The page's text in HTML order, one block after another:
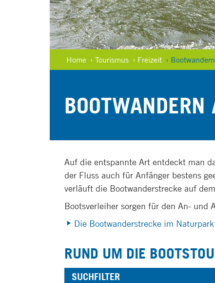
Home › Tourismus › Freizeit › Bootwandern
Auf die entspannte Art entdeckt man
der Fluss auch für Anfänger bestens
verläuft die Bootwanderstrecke auf
Bootsverleiher sorgen für den An- und
Die Bootwanderstrecke im
RUND UM DIE
SUCHFILTER